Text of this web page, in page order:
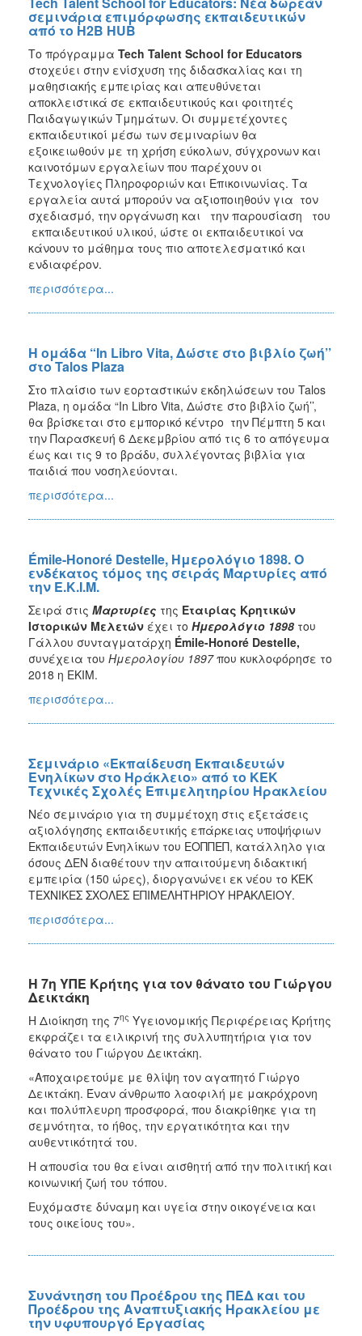
σεμινάρια επιμόρφωσης εκπαιδευτικών
από το H2B HUB
Το πρόγραμμα Tech Talent School for Educators
στοχεύει στην ενίσχυση της διδασκαλίας και τη
μαθησιακής εμπειρίας και απευθύνεται
αποκλειστικά σε εκπαιδευτικούς και φοιτητές
Παιδαγωγικών Τμημάτων. Οι συμμετέχοντες
εκπαιδευτικοί μέσω των σεμιναρίων θα
εξοικειωθούν με τη χρήση εύκολων, σύγχρονων και
καινοτόμων εργαλείων που παρέχουν οι
Τεχνολογίες Πληροφοριών και Επικοινωνίας. Τα
εργαλεία αυτά μπορούν να αξιοποιηθούν για τον
σχεδιασμό, την οργάνωση και την παρουσίαση του
εκπαιδευτικού υλικού, ώστε οι εκπαιδευτικοί να
κάνουν το μάθημα τους πιο αποτελεσματικό και
ενδιαφέρον.
περισσότερα...
Η oμάδα “In Libro Vita, Δώστε στο βιβλίο ζωή’’
στο Talos Plaza
Στο πλαίσιο των εορταστικών εκδηλώσεων του Talos
Plaza, η oμάδα “In Libro Vita, Δώστε στο βιβλίο ζωή’’,
θα βρίσκεται στο εμπορικό κέντρο την Πέμπτη 5 και
την Παρασκευή 6 Δεκεμβρίου από τις 6 το απόγευμα
έως και τις 9 το βράδυ, συλλέγοντας βιβλία για
παιδιά που νοσηλεύονται.
περισσότερα...
Émile-Honoré Destelle, Ημερολόγιο 1898. Ο
ενδέκατος τόμος της σειράς Μαρτυρίες από
την Ε.Κ.Ι.Μ.
Σειρά στις Μαρτυρίες της Εταιρίας Κρητικών
Ιστορικών Μελετών έχει το Ημερολόγιο 1898 του
Γάλλου συνταγματάρχη Émile-Honoré Destelle,
συνέχεια του Ημερολογίου 1897που κυκλοφόρησε το
2018 η ΕΚΙΜ.
περισσότερα...
Σεμινάριο «Εκπαίδευση Εκπαιδευτών
Ενηλίκων στο Ηράκλειο» από το ΚΕΚ
Τεχνικές Σχολές Επιμελητηρίου Ηρακλείου
Νέο σεμινάριο για τη συμμέτοχη στις εξετάσεις
αξιολόγησης εκπαιδευτικής επάρκειας υποψήφιων
Εκπαιδευτών Ενηλίκων του ΕΟΠΠΕΠ, κατάλληλο για
όσους ΔΕΝ διαθέτουν την απαιτούμενη διδακτική
εμπειρία (150 ώρες), διοργανώνει εκ νέου το ΚΕΚ
ΤΕΧΝΙΚΕΣ ΣΧΟΛΕΣ ΕΠΙΜΕΛΗΤΗΡΙΟΥ ΗΡΑΚΛΕΙΟΥ.
περισσότερα...
H 7η ΥΠΕ Κρήτης για τον θάνατο του Γιώργου
Δεικτάκη
H Διοίκηση της 7ης Υγειονομικής Περιφέρειας Κρήτης
εκφράζει τα ειλικρινή της συλλυπητήρια για τον
θάνατο του Γιώργου Δεικτάκη.
«Αποχαιρετούμε με θλίψη τον αγαπητό Γιώργο
Δεικτάκη. Έναν άνθρωπο λαοφιλή με μακρόχρονη
και πολύπλευρη προσφορά, που διακρίθηκε για τη
σεμνότητα, το ήθος, την εργατικότητα και την
αυθεντικότητά του.
Η απουσία του θα είναι αισθητή από την πολιτική και
κοινωνική ζωή του τόπου.
Ευχόμαστε δύναμη και υγεία στην οικογένεια και
τους οικείους του».
Συνάντηση του Προέδρου της ΠΕΔ και του
Προέδρου της Αναπτυξιακής Ηρακλείου με
την υφυπουργό Εργασίας